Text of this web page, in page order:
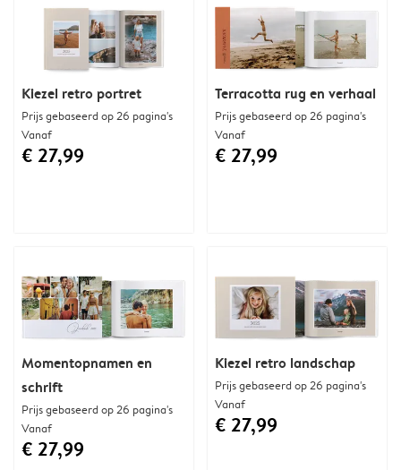
Momentopnamen en
schrift
Prijs gebaseerd op 26 pagina's
Vanaf
€ 27,99
Terracotta rug en verhaal
Prijs gebaseerd op 26 pagina's
Vanaf
€ 27,99
Kiezel retro portret
Prijs gebaseerd op 26 pagina's
Vanaf
€ 27,99
Kiezel retro landschap
Prijs gebaseerd op 26 pagina's
Vanaf
€ 27,99